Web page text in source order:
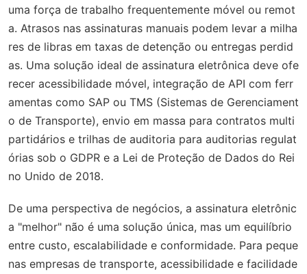
uma força de trabalho frequentemente móvel ou remot
a. Atrasos nas assinaturas manuais podem levar a milha
res de libras em taxas de detenção ou entregas perdid
as. Uma solução ideal de assinatura eletrônica deve ofe
recer acessibilidade móvel, integração de API com ferr
amentas como SAP ou TMS (Sistemas de Gerenciament
o de Transporte), envio em massa para contratos multi
partidários e trilhas de auditoria para auditorias regulat
órias sob o GDPR e a Lei de Proteção de Dados do Rei
no Unido de 2018.
De uma perspectiva de negócios, a assinatura eletrônic
a "melhor" não é uma solução única, mas um equilíbrio
entre custo, escalabilidade e conformidade. Para peque
nas empresas de transporte, acessibilidade e facilidade